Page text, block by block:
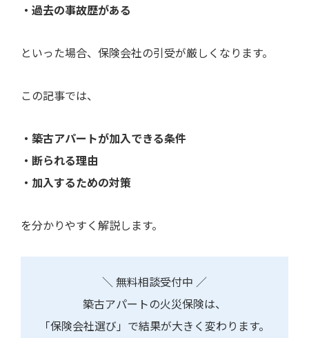
・過去の事故歴がある
といった場合、保険会社の引受が厳しくなります。
この記事では、
・築古アパートが加入できる条件
・断られる理由
・加入するための対策
を分かりやすく解説します。
＼ 無料相談受付中 ／
築古アパートの火災保険は、
「保険会社選び」で結果が大きく変わります。